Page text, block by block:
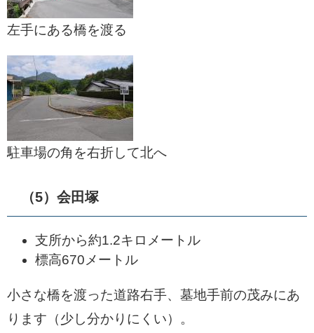
左手にある橋を渡る
駐車場の角を右折して北へ
（5）会田塚
支所から約1.2キロメートル
標高670メートル
小さな橋を渡った道路右手、墓地手前の茂みにあ
ります（少し分かりにくい）。